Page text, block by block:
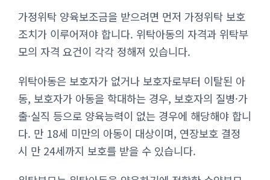
가정위탁 양육보조금을 받으려면 먼저 가정위탁 보호
조치가 이루어져야 합니다. 위탁아동의 자격과 위탁부
모의 자격 요건이 각각 정해져 있습니다.
위탁아동은 보호자가 없거나 보호자로부터 이탈된 아
동, 보호자가 아동을 학대하는 경우, 보호자의 질병·가
출·실직 등으로 양육능력이 없는 경우에 해당해야 합니
다. 만 18세 미만의 아동이 대상이며, 연장보호 결정
시 만 24세까지 보호를 받을 수 있습니다.